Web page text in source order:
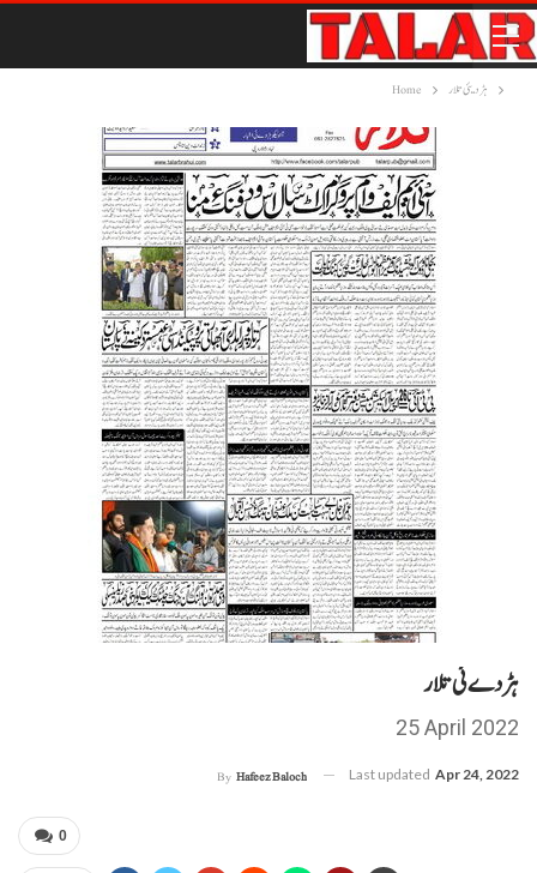
Home ہڑدیئی تلار
ہڑدے ئی تلار
25 April 2022
By Hafeez Baloch Last updated Apr 24, 2022
0